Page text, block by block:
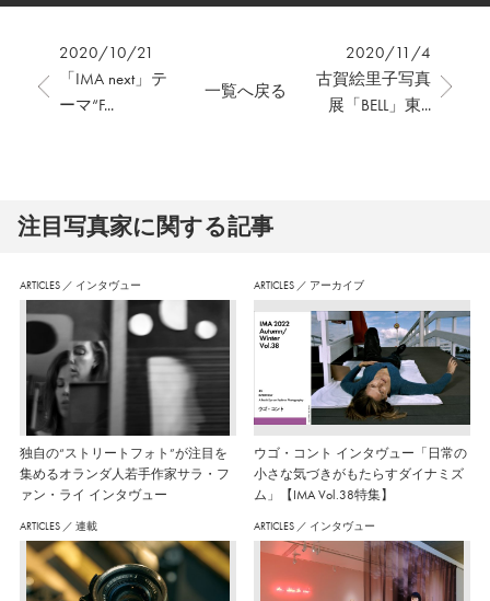
2020/10/21
「IMA next」テ
ーマ“F...
2020/11/4
古賀絵里子写真
展「BELL」東...
一覧へ戻る
注⽬写真家に関する記事
ARTICLES ／ インタヴュー
独自の“ストリートフォト”が注目を
集めるオランダ人若手作家サラ・フ
ァン・ライ インタヴュー
ARTICLES ／ アーカイブ
ウゴ・コント インタヴュー「日常の
小さな気づきがもたらすダイナミズ
ム」【IMA Vol.38特集】
ARTICLES ／ 連載 ARTICLES ／ インタヴュー